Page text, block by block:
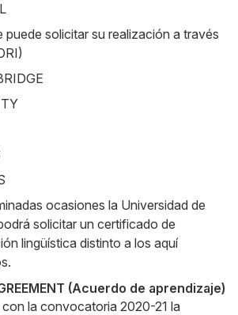
puede solicitar su realización a través
ocasiones la Universidad de
solicitar un certificado de
lingüística distinto a los aquí
(Acuerdo de aprendizaje)
la convocatoria 2020-21 la